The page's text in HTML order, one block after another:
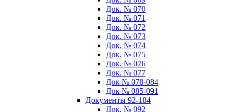
Док. № 070
Док. № 071
Док. № 072
Док. № 073
Док. № 074
Док. № 075
Док. № 076
Док. № 077
Док № 078-084
Док № 085-091
Документы 92-184
Док. № 092